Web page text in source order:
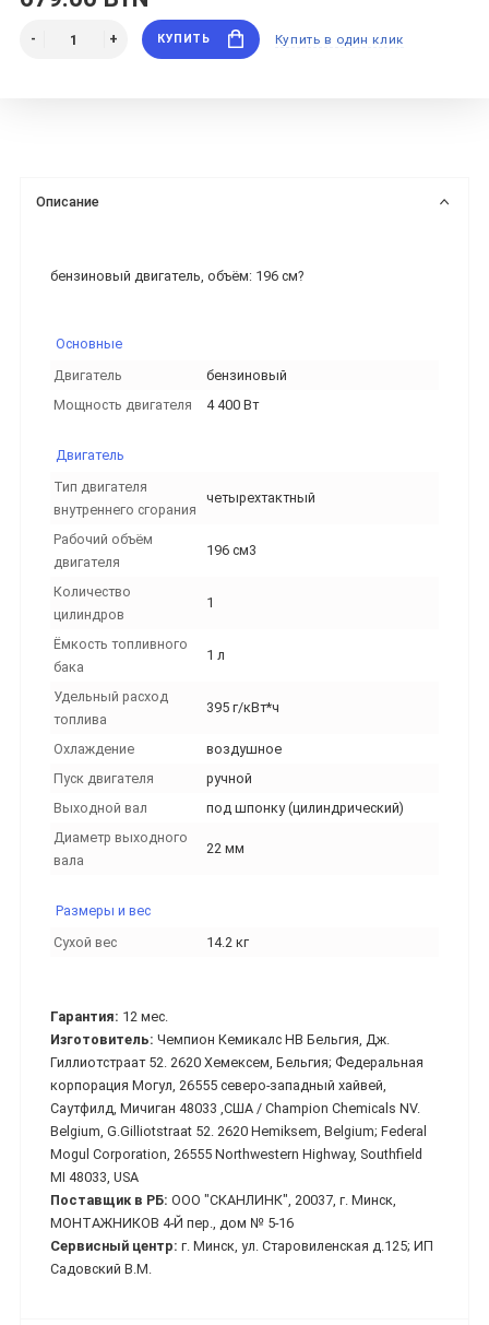
КУПИТЬ Купить в один клик
Описание
бензиновый двигатель, объём: 196 см?
Основные
Двигатель
бензиновый
Мощность двигателя
4 400 Вт
Двигатель
Тип двигателя
внутреннего сгорания
четырехтактный
Рабочий объём
двигателя
196 см3
Количество
цилиндров
1
Ёмкость топливного
бака
1 л
Удельный расход
топлива
395 г/кВт*ч
Охлаждение
воздушное
Пуск двигателя
ручной
Выходной вал
под шпонку (цилиндрический)
Диаметр выходного
вала
22 мм
Размеры и вес
Сухой вес
14.2 кг
Гарантия: 12 мес.
Изготовитель: Чемпион Кемикалс НВ Бельгия, Дж.
Гиллиотстраат 52. 2620 Хемексем, Бельгия; Федеральная
корпорация Могул, 26555 северо-западный хайвей,
Саутфилд, Мичиган 48033 ,США / Champion Chemicals NV.
Belgium, G.Gilliotstraat 52. 2620 Hemiksem, Belgium; Federal
Mogul Corporation, 26555 Northwestern Highway, Southfield
MI 48033, USA
Поставщик в РБ: ООО "СКАНЛИНК", 20037, г. Минск,
МОНТАЖНИКОВ 4-Й пер., дом № 5-16
Сервисный центр: г. Минск, ул. Старовиленская д.125; ИП
Садовский В.М.